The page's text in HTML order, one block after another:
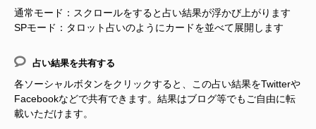
通常モード：スクロールをすると占い結果が浮かび上がります
SPモード：タロット占いのようにカードを並べて展開します
占い結果を共有する
各ソーシャルボタンをクリックすると、この占い結果をTwitterや
Facebookなどで共有できます。結果はブログ等でもご自由に転
載いただけます。